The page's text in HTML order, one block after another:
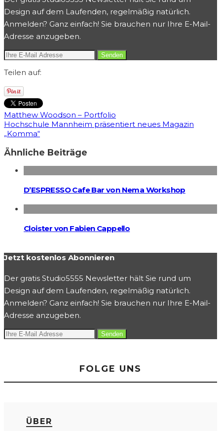
Design auf dem Laufenden, regelmäßig natürlich.
Anmelden? Ganz einfach! Sie brauchen nur Ihre E-Mail-
Adresse anzugeben.
Teilen auf:
Matthew Woodson – Portfolio
Hochschule Mannheim präsentiert neues Magazin
„Komma“
Ähnliche Beiträge
D’ESPRESSO Cafe Bar von Nema Workshop
Cloister von Fabien Cappello
Jetzt kostenlos Abonnieren
Der gratis Studio5555 Newsletter hält Sie rund um
Design auf dem Laufenden, regelmäßig natürlich.
Anmelden? Ganz einfach! Sie brauchen nur Ihre E-Mail-
Adresse anzugeben.
FOLGE UNS
ÜBER